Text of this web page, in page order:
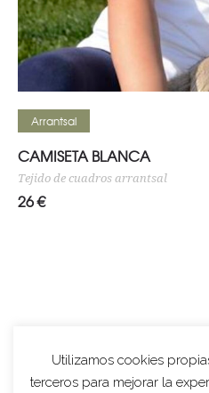
Seleccionar opciones
Arrantsal
CAMISETA BLANCA
Tejido de cuadros arrantsal
26€
Utilizamos cookies
terceros para mejorar la